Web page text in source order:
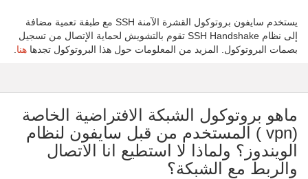
يستخدم سايفون بروتوكول القشرة الآمنة SSH مع طبقة تعمية مضافة
إلى نظام SSH Handshake تقوم بالتشويش لحماية الإتصال من تسجيل
بصمات البروتوكول. المزيد من المعلومات حول هذا البروتوكول تجدها هنا.
ماهو بروتوكول الشبكة الافتراضية الخاصة
(vpn ) المستخدم من قبل سايفون لنظام
الويندوز؟ ولماذا لا استطيع انا الاتصال
والربط مع الشبكة؟